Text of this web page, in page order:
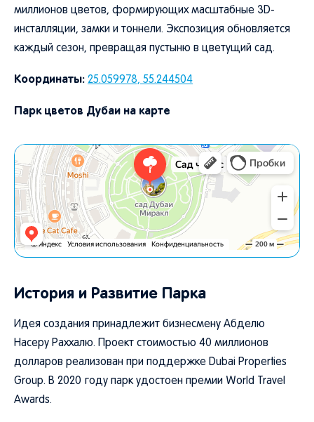
миллионов цветов, формирующих масштабные 3D-
инсталляции, замки и тоннели. Экспозиция обновляется
каждый сезон, превращая пустыню в цветущий сад.
Координаты: 25.059978, 55.244504
Парк цветов Дубаи на карте
История и Развитие Парка
Идея создания принадлежит бизнесмену Абделю
Насеру Раххалю. Проект стоимостью 40 миллионов
долларов реализован при поддержке Dubai Properties
Group. В 2020 году парк удостоен премии World Travel
Awards.